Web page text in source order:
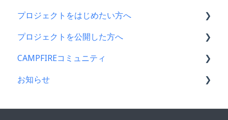
プロジェクトをはじめたい方へ
プロジェクトをはじめる前に
プロジェクト作成時によくある質問
プロジェクト作成について
プロジェクトを公開した方へ
支援金の振込について
プロジェクトを公開したら
CAMPFIREコミュニティ
コミュニティメンバー向け
お知らせ